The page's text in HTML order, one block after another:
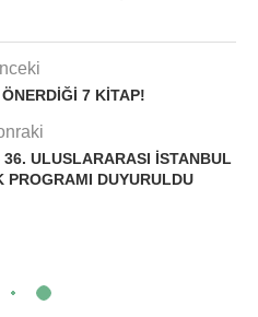
7 KITAP!
36. ULUSLARARASI İSTANBUL
PROGRAMI DUYURULDU